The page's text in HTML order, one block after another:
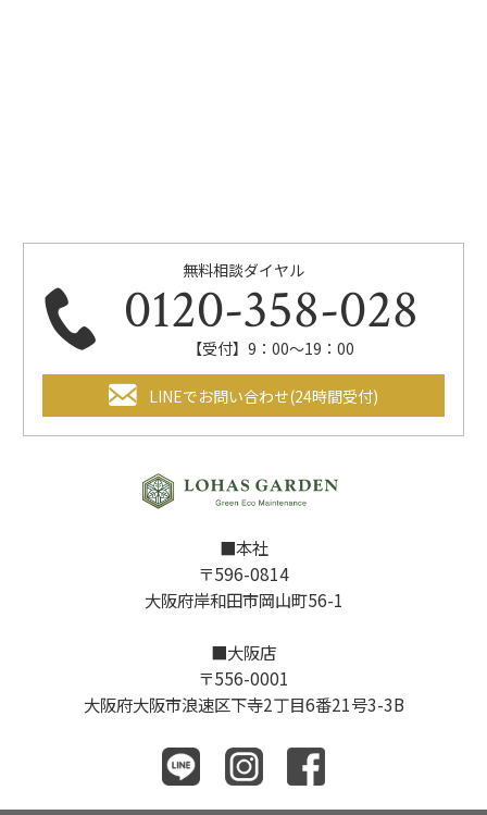
無料相談ダイヤル
0120-358-028
【受付】9：00～19：00
LINEでお問い合わせ(24時間受付)
■本社
〒596-0814
大阪府岸和田市岡山町56-1
■大阪店
〒556-0001
大阪府大阪市浪速区下寺2丁目6番21号3-3B